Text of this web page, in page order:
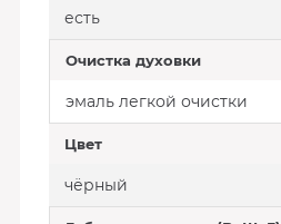
есть
Очистка духовки
эмаль легкой очистки
Цвет
чёрный